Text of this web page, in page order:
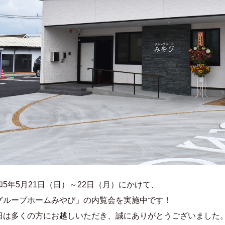
5年5月21日（日）～22日（月）にかけて、
ループホームみやび」の内覧会を実施中です！
は多くの方にお越しいただき、誠にありがとうございました